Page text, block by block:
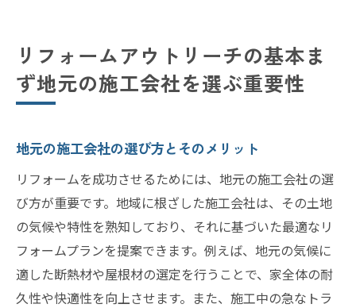
地元施工会社とのコミュニケーションの重
要性
成功事例から学ぶリフォーム戦略効率的なアウ
成功事例に見る効率的なアウトリーチの流
れ
実践されている効果的なリフォーム戦略
失敗しないためのアウトリーチ計画の立て
方
リフォームアウトリーチの基本ま
ず地元の施工会社を選ぶ重要性
地元の施工会社の選び方とそのメリット
リフォームを成功させるためには、地元の施工会社の選
び方が重要です。地域に根ざした施工会社は、その土地
の気候や特性を熟知しており、それに基づいた最適なリ
フォームプランを提案できます。例えば、地元の気候に
適した断熱材や屋根材の選定を行うことで、家全体の耐
久性や快適性を向上させます。また、施工中の急なトラ